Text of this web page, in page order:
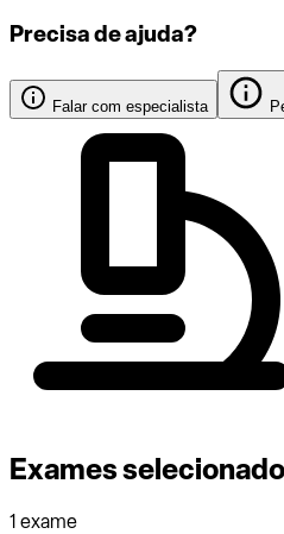
Precisa de ajuda?
Falar com especialista
Exames
1 exame